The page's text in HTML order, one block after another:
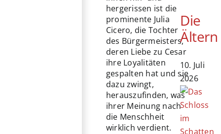
hergerissen ist die
prominente Julia
Cicero, die Tochter
des Bürgermeisters,
deren Liebe zu Cesar
ihre Loyalitäten
gespalten hat und sie
dazu zwingt,
herauszufinden, was
ihrer Meinung nach
die Menschheit
wirklich verdient.
Die
Ältern
10. Juli
2026